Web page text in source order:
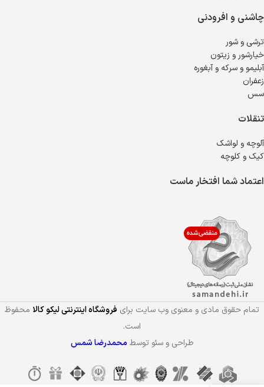
چاشنی و افرودنی
ترشی و شور
خیارشور و زیتون
آبلیمو و سرکه و آبغوره
زعفران
سس
تنقلات
آلوچه و لواشک
کیک و کلوچه
اعتماد شما افتخار ماست
تمام حقوق مادی و معنوی وب سایت برای فروشگاه اینترنتی لیکو کالا محفوظ
است.
طراحی و سئو توسط محمدرضا شمس